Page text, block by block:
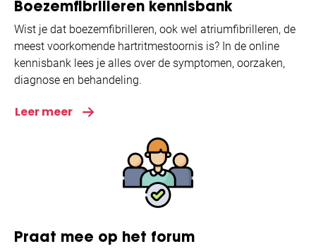
Boezemfibrilleren kennisbank
Wist je dat boezemfibrilleren, ook wel atriumfibrilleren, de
meest voorkomende hartritmestoornis is? In de online
kennisbank lees je alles over de symptomen, oorzaken,
diagnose en behandeling.
Leer meer
Praat mee op het forum